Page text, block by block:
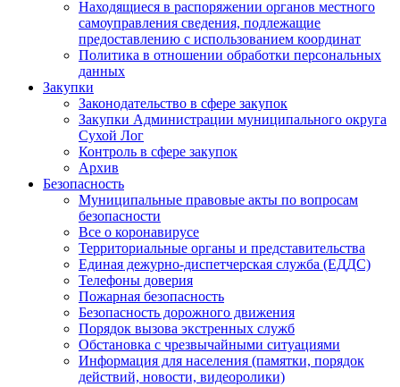
Находящиеся в распоряжении органов местного
самоуправления сведения, подлежащие
предоставлению с использованием координат
Политика в отношении обработки персональных
данных
Закупки
Законодательство в сфере закупок
Закупки Администрации муниципального округа
Сухой Лог
Контроль в сфере закупок
Архив
Безопасность
Муниципальные правовые акты по вопросам
безопасности
Все о коронавирусе
Территориальные органы и представительства
Единая дежурно-диспетчерская служба (ЕДДС)
Телефоны доверия
Пожарная безопасность
Безопасность дорожного движения
Порядок вызова экстренных служб
Обстановка с чрезвычайными ситуациями
Информация для населения (памятки, порядок
действий, новости, видеоролики)